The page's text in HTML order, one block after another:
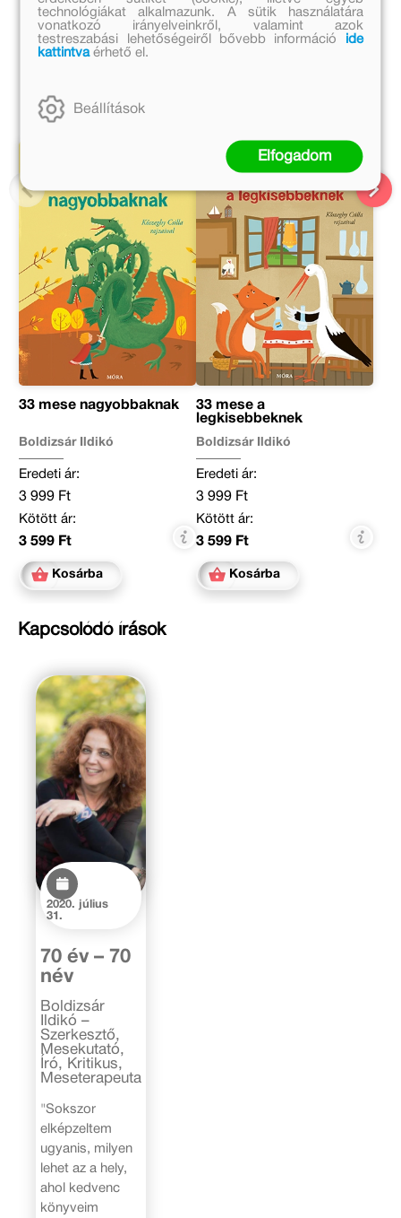
Boldizsár Ildikó további művei
Kőszeghy Csilla további művei
33 mese nagyobbaknak
Boldizsár Ildikó
Eredeti ár:
3 999 Ft
Kötött ár:
3 599 Ft
Kosárba
33 mese a
legkisebbeknek
Boldizsár Ildikó
Eredeti ár:
3 999 Ft
Kötött ár:
3 599 Ft
Kosárba
Kapcsolódó írások
2020. július
31.
70 év – 70
név
Boldizsár
Ildikó –
Szerkesztő,
Mesekutató,
Író, Kritikus,
Meseterapeuta
"Sokszor
elképzeltem
ugyanis, milyen
lehet az a hely,
ahol kedvenc
könyveim
technológiákat alkalmazunk. A sütik használatára
vonatkozó irányelveinkről, valamint azok
testreszabási lehetőségeiről bővebb információ
ide
kattintvaérhető el.
Beállítások
Elfogadom